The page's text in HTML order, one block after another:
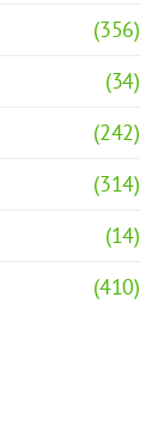
(356)
(34)
(242)
(314)
(14)
(410)